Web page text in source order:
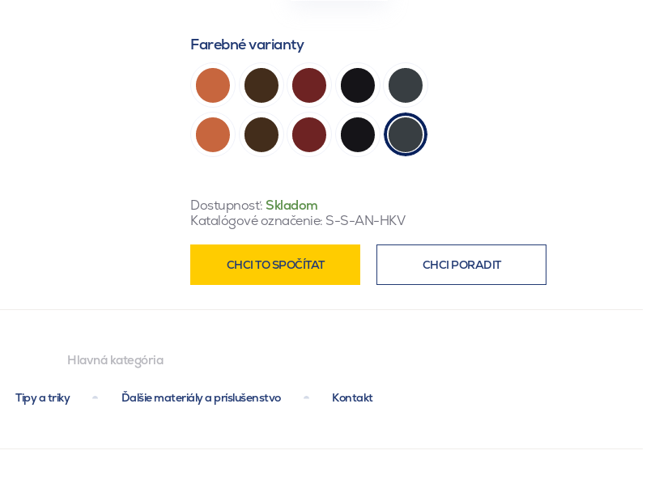
Farebné varianty
Dostupnosť: Skladom
Katalógové označenie: S-S-AN-HKV
CHCI TO SPOČÍTAT CHCI PORADIT
Hlavná kategória
Tipy a triky Ďalšie materiály a príslušenstvo Kontakt